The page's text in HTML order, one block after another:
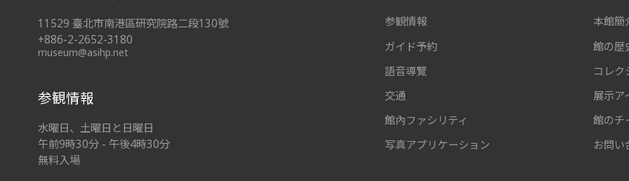
11529 臺北市南港區研究院路二段130號
+886-2-2652-3180
museum@asihp.net
参観情報
水曜日、土曜日と日曜日
午前9時30分 - 午後4時30分
無料入場
参観情報
ガイド予約
語音導覽
交通
館內ファシリティ
写真アプリケーション
本館簡
館の歴
コレク
展示ア
館のチ
お問い